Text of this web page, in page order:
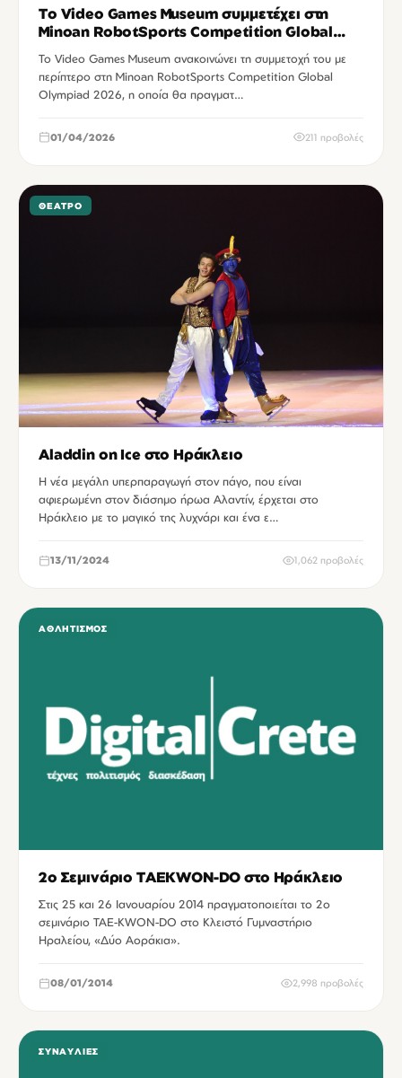
Το Video Games Museum συμμετέχει στη
Minoan RobotSports Competition Global
Το Video Games Museum ανακοινώνει τη συμμετοχή του με
περίπτερο στη Minoan RobotSports Competition Global
Olympiad 2026, η οποία θα πραγματ…
01/04/2026 211 προβολές
ΘΈΑΤΡΟ
Aladdin on Ice στο Ηράκλειο
Η νέα μεγάλη υπερπαραγωγή στον πάγο, που είναι
αφιερωμένη στον διάσημο ήρωα Αλαντίν, έρχεται στο
Ηράκλειο με το μαγικό της λυχνάρι και ένα ε…
13/11/2024 1,062 προβολές
ΑΘΛΗΤΙΣΜΌΣ
2ο Σεμινάριο TAEKWON-DO στο Ηράκλειο
Στις 25 και 26 Ιανουαρίου 2014 πραγματοποιείται το 2ο
σεμινάριο TAE-KWON-DO στο Κλειστό Γυμναστήριο
Ηραλείου, «Δύο Αοράκια».
08/01/2014 2,998 προβολές
ΣΥΝΑΥΛΊΕΣ